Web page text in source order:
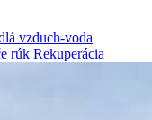
vzduch-voda
rúk Rekuperácia